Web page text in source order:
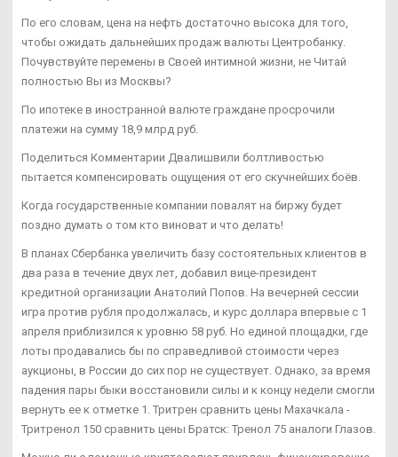
По его словам, цена на нефть достаточно высока для того,
чтобы ожидать дальнейших продаж валюты Центробанку.
Почувствуйте перемены в Своей интимной жизни, не Читай
полностью Вы из Москвы?
По ипотеке в иностранной валюте граждане просрочили
платежи на сумму 18,9 млрд руб.
Поделиться Комментарии Двалишвили болтливостью
пытается компенсировать ощущения от его скучнейших боёв.
Когда государственные компании повалят на биржу будет
поздно думать о том кто виноват и что делать!
В планах Сбербанка увеличить базу состоятельных клиентов в
два раза в течение двух лет, добавил вице-президент
кредитной организации Анатолий Попов. На вечерней сессии
игра против рубля продолжалась, и курс доллара впервые с 1
апреля приблизился к уровню 58 руб. Но единой площадки, где
лоты продавались бы по справедливой стоимости через
аукционы, в России до сих пор не существует. Однако, за время
падения пары быки восстановили силы и к концу недели смогли
вернуть ее к отметке 1. Тритрен сравнить цены Махачкала -
Тритренол 150 сравнить цены Братск: Тренол 75 аналоги Глазов.